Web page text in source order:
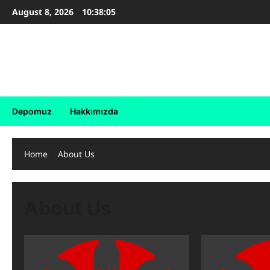
SkipAugust 8, 2026 10:38:05
Depomuz Hakkımızda
Home About Us